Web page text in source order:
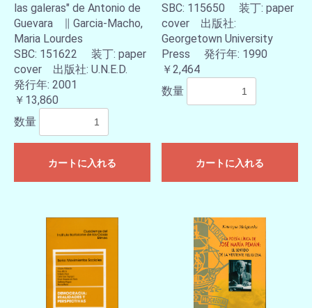
las galeras" de Antonio de
Guevara ∥ Garcia-Macho,
Maria Lourdes
SBC: 151622 装丁: paper
cover 出版社: U.N.E.D.
発行年: 2001
￥13,860
数量
カートに入れる
SBC: 115650 装丁: paper
cover 出版社:
Georgetown University
Press 発行年: 1990
￥2,464
数量
カートに入れる